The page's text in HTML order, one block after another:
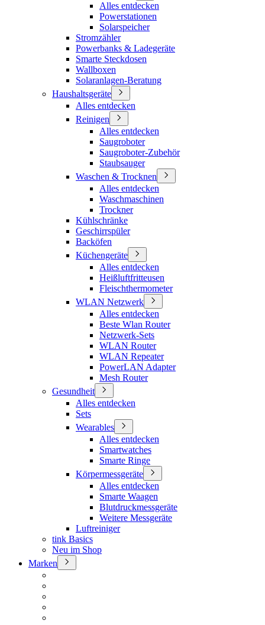
Alles entdecken
Powerstationen
Solarspeicher
Stromzähler
Powerbanks & Ladegeräte
Smarte Steckdosen
Wallboxen
Solaranlagen-Beratung
Haushaltsgeräte
Alles entdecken
Reinigen
Alles entdecken
Saugroboter
Saugroboter-Zubehör
Staubsauger
Waschen & Trocknen
Alles entdecken
Waschmaschinen
Trockner
Kühlschränke
Geschirrspüler
Backöfen
Küchengeräte
Alles entdecken
Heißluftfritteusen
Fleischthermometer
WLAN Netzwerk
Alles entdecken
Beste Wlan Router
Netzwerk-Sets
WLAN Router
WLAN Repeater
PowerLAN Adapter
Mesh Router
Gesundheit
Alles entdecken
Sets
Wearables
Alles entdecken
Smartwatches
Smarte Ringe
Körpermessgeräte
Alles entdecken
Smarte Waagen
Blutdruckmessgeräte
Weitere Messgeräte
Luftreiniger
tink Basics
Neu im Shop
Marken